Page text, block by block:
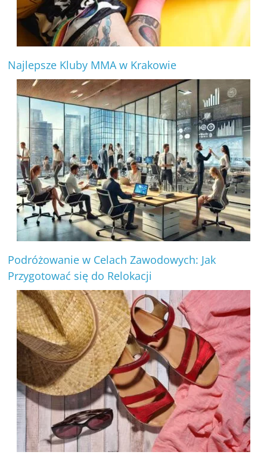
Najlepsze Kluby MMA w Krakowie
Podróżowanie w Celach Zawodowych: Jak
Przygotować się do Relokacji